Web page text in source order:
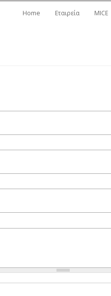
Home Εταιρεία MICE